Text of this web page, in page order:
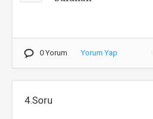
0 Yorum Yorum Yap
4.Soru